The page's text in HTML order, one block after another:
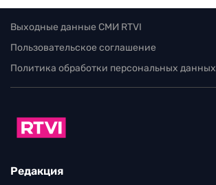
Выходные данные СМИ RTVI
Пользовательское соглашение
Политика обработки персональных данных
Редакция